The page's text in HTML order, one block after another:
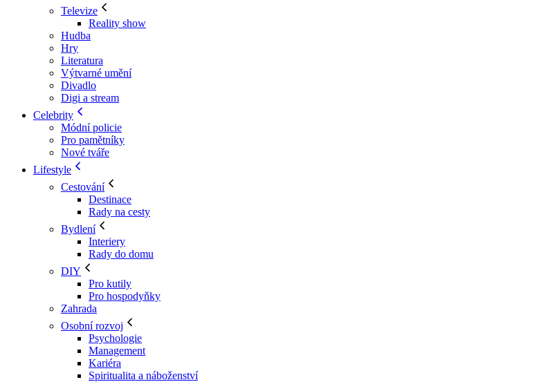
Televize
Reality show
Hudba
Hry
Literatura
Výtvarné umění
Divadlo
Digi a stream
Celebrity
Módní policie
Pro pamětníky
Nové tváře
Lifestyle
Cestování
Destinace
Rady na cesty
Bydlení
Interiery
Rady do domu
DIY
Pro kutily
Pro hospodyňky
Zahrada
Osobní rozvoj
Psychologie
Management
Kariéra
Spiritualita a náboženství